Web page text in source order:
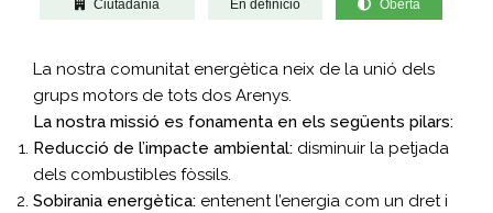
Ciutadania En definició Oberta
La nostra comunitat energètica neix de la unió dels
grups motors de tots dos Arenys.
La nostra missió es fonamenta en els següents pilars:
Reducció de l’impacte ambiental: disminuir la petjada
dels combustibles fòssils.
Sobirania energètica: entenent l’energia com un dret i